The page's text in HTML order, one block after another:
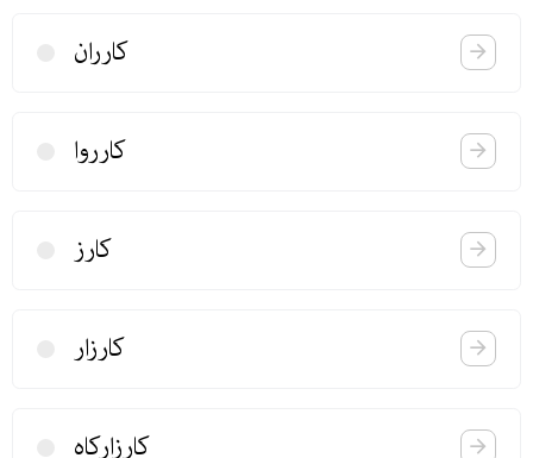
كارران
كارروا
كارز
كارزار
كارزاركاه